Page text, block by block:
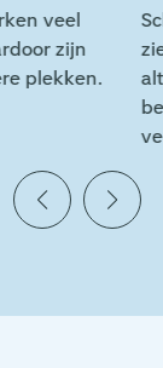
veel
zijn
plekken.